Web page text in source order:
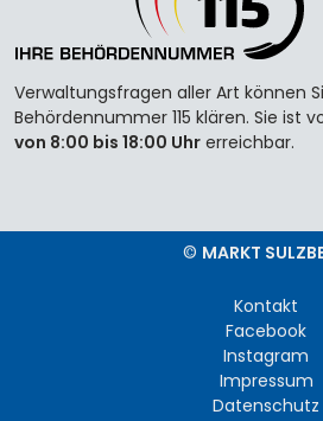
Verwaltungsfragen aller Art können
Behördennummer 115 klären. Sie ist
von 8:00 bis 18:00 Uhr erreichbar.
© MARKT
Kontakt
Facebook
Instagram
Impressum
Datenschutz